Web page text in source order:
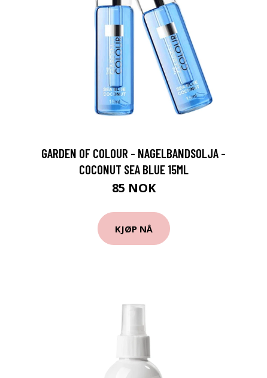
GARDEN OF COLOUR - NAGELBANDSOLJA -
COCONUT SEA BLUE 15ML
85 NOK
KJØP NÅ